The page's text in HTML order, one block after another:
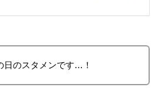
日のスタメンです…！